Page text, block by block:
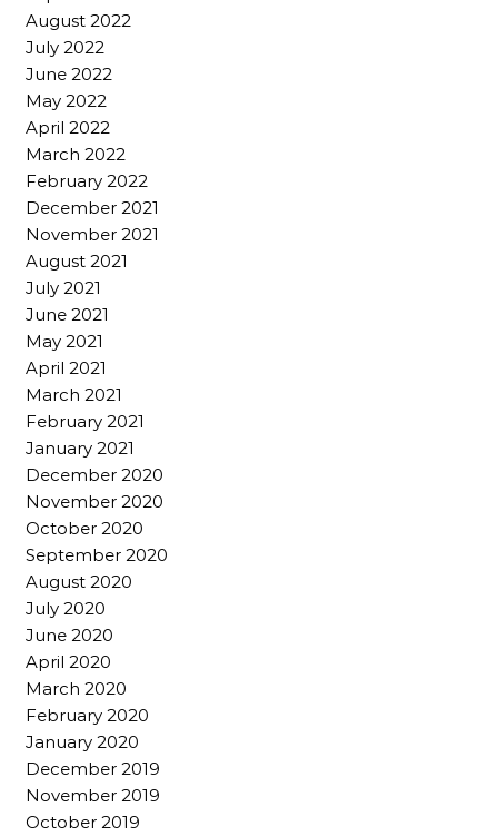
August 2022
July 2022
June 2022
May 2022
April 2022
March 2022
February 2022
December 2021
November 2021
August 2021
July 2021
June 2021
May 2021
April 2021
March 2021
February 2021
January 2021
December 2020
November 2020
October 2020
September 2020
August 2020
July 2020
June 2020
April 2020
March 2020
February 2020
January 2020
December 2019
November 2019
October 2019